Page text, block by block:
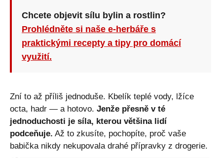
Chcete objevit sílu bylin a rostlin?
Prohlédněte si naše e-herbáře s
praktickými recepty a tipy pro domácí
využití.
Zní to až příliš jednoduše. Kbelík teplé vody, lžíce
octa, hadr — a hotovo. Jenže přesně v té
jednoduchosti je síla, kterou většina lidí
podceňuje. Až to zkusíte, pochopíte, proč vaše
babička nikdy nekupovala drahé přípravky z drogerie.